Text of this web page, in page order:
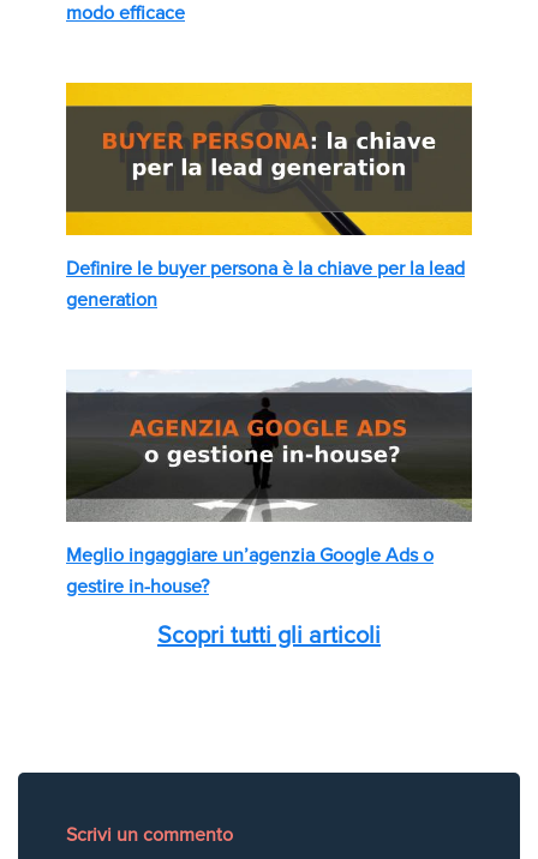
modo efficace
Definire le buyer persona è la chiave per la lead
generation
Meglio ingaggiare un’agenzia Google Ads o
gestire in-house?
Scopri tutti gli articoli
Scrivi un commento